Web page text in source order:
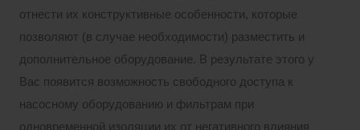
отнести их конструктивные особенности, которые
позволяют (в случае необходимости) разместить и
дополнительное оборудование. В результате этого у
Вас появится возможность свободного доступа к
насосному оборудованию и фильтрам при
одновременной изоляции их от негативного влияния